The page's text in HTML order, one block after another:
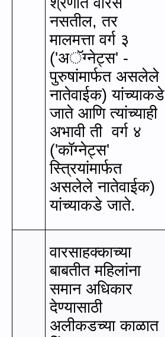
नसतील,तर
मालमत्ता वर्ग ३
('अॅग्नेट्स' -
पुरुषांमार्फत असलेले
नातेवाईक) यांच्याकडे
जाते आणि त्यांच्याही
अभावी ती वर्ग ४
('कॉग्नेट्स'
स्त्रियांमार्फत
असलेले नातेवाईक)
यांच्याकडे जाते.
वारसाहक्काच्या
बाबतीत महिलांना
समान अधिकार
देण्यासाठी
अलीकडच्या काळात